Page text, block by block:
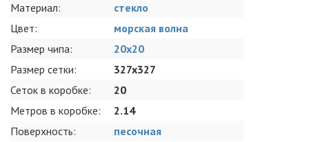
Материал:
стекло
Цвет:
морская волна
Размер чипа:
20x20
Размер сетки:
327x327
Сеток в коробке:
20
Метров в коробке:
2.14
Поверхность:
песочная